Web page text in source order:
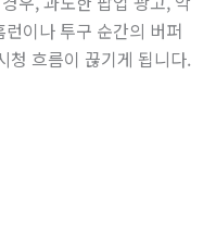
이나 투구 순간의 버퍼
청 흐름이 끊기게 됩니다.